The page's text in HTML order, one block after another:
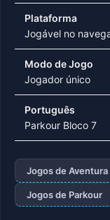
Plataforma
Jogável no
Modo de Jogo
Jogador único
Português
Parkour Bloco 7
Jogos de Aventura
Jogos de Parkour